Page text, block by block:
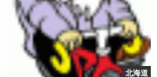
北海道